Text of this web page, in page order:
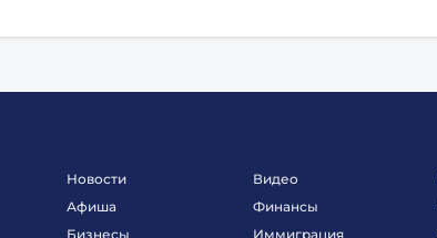
Новости
Афиша
Бизнесы
Видео
Финансы
Иммиграция